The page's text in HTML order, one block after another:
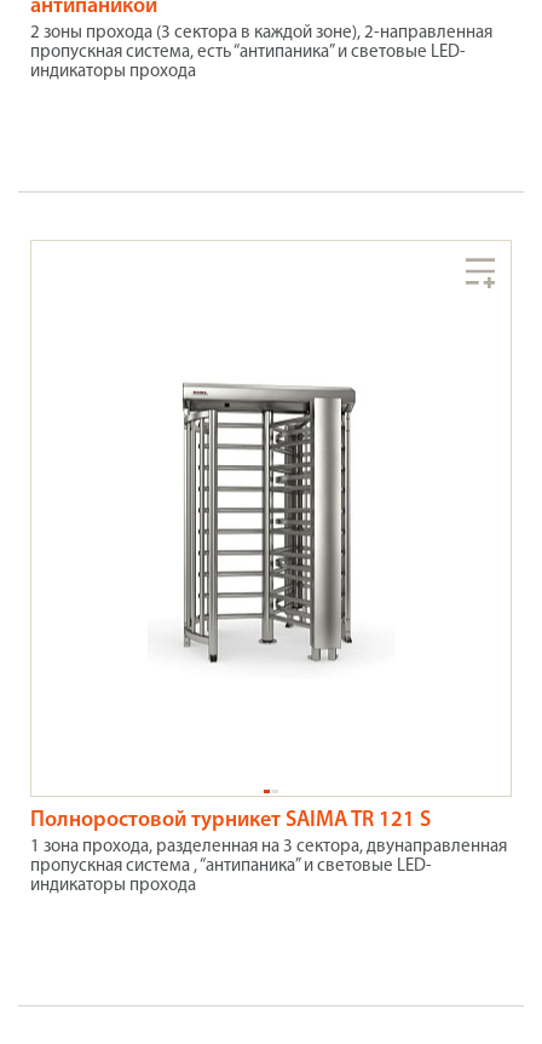
антипаникой
2 зоны прохода (3 сектора в каждой зоне), 2-направленная
пропускная система, есть “антипаника” и световые LED-
индикаторы прохода
Полноростовой турникет SAIMA TR 121 S
1 зона прохода, разделенная на 3 сектора, двунаправленная
пропускная система , “антипаника” и световые LED-
индикаторы прохода